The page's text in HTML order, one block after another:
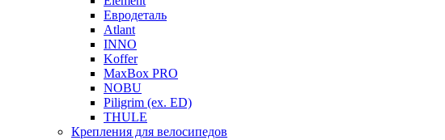
Евродеталь
Atlant
INNO
Koffer
MaxBox PRO
NOBU
Piligrim (ex. ED)
THULE
Крепления для велосипедов